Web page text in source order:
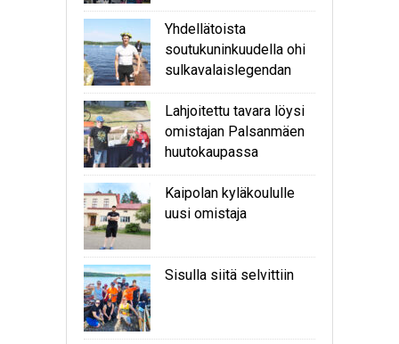
Yhdellätoista
soutukuninkuudella ohi
sulkavalaislegendan
Lahjoitettu tavara löysi
omistajan Palsanmäen
huutokaupassa
Kaipolan kyläkoululle
uusi omistaja
Sisulla siitä selvittiin